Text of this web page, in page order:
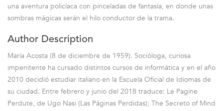
una aventura policíaca con pinceladas de fantasía, en donde unas
sombras mágicas serán el hilo conductor de la trama.
Author Description
María Acosta (8 de diciembre de 1959). Socióloga, curiosa
impenitente ha cursado distintos cursos de informática y en el año
2010 decidió estudiar italiano en la Escuela Oficial de Idiomas de
su ciudad. Entre febrero y junio del 2018 traduce: Le Pagine
Perdute, de Ugo Nasi (Las Páginas Perdidas); The Secreto of Mind